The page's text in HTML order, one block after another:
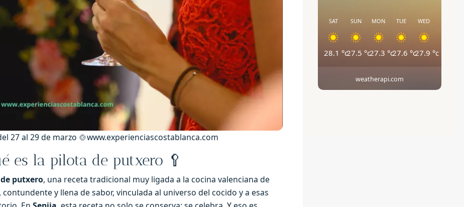
27 al 29 de marzo 🍲www.experienciascostablanca.com
es la pilota de putxero 🥄
putxero, una receta tradicional muy ligada a la cocina valenciana de
y llena de sabor, vinculada al universo del cocido y a esas
SAT
28.1 °c
SUN
27.5 °c
MON
27.3 °c
TUE
27.6 °c
WED
27.9 °c
weatherapi.com